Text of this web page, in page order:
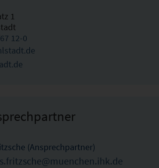
1
12-0
(Ansprechpartner)